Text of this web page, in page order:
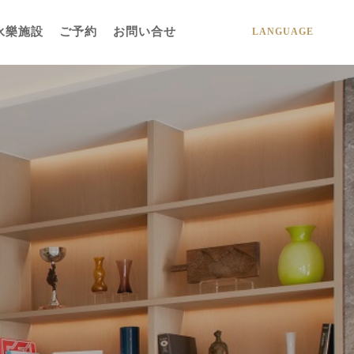
LANGUAGE
樂施設 ご予約 お問い合せ